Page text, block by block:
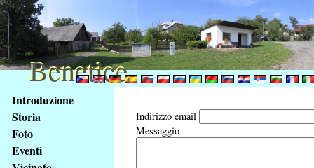
obsah
stránky
Klávesové
zkratky
Introduzione
Storia
Foto
Eventi
Indirizzo email
Messaggio
Benetice
Benetice